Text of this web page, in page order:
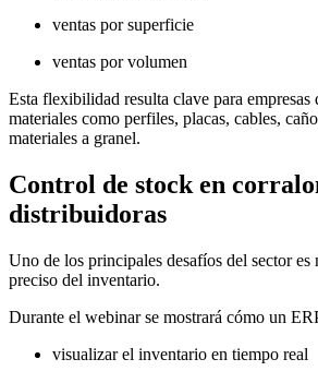
ventas por superficie
ventas por volumen
Esta flexibilidad resulta clave para empresas
materiales como perfiles, placas, cables,
materiales a granel.
Control de stock en
distribuidoras
Uno de los principales desafíos del sector es
preciso del inventario.
Durante el webinar se mostrará cómo un
visualizar el inventario en tiempo real